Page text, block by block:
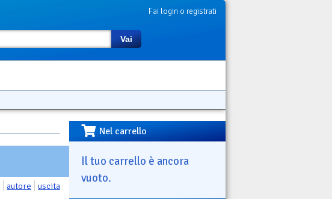
Fai login o registrati
Vai
autore uscita
Nel carrello
Il tuo carrello è ancora
vuoto.